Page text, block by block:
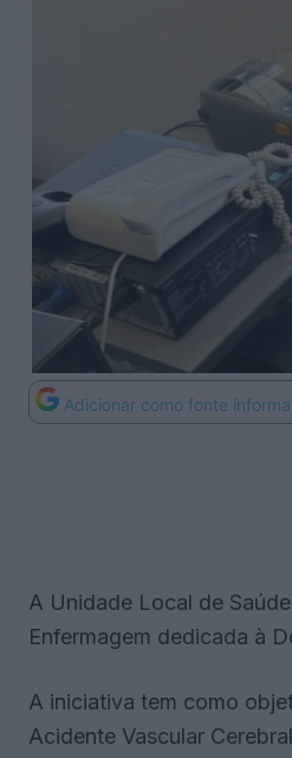
Adicionar como fonte
A Unidade Local de
Enfermagem dedicada à
A iniciativa tem como
Acidente Vascular